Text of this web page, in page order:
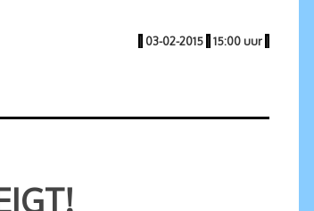
| 03-02-2015 | 15:00 uur |